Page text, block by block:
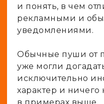
и понять, в чем
рекламными и
уведомлениями.
Обычные пуши от
уже могли
исключительно
характер и